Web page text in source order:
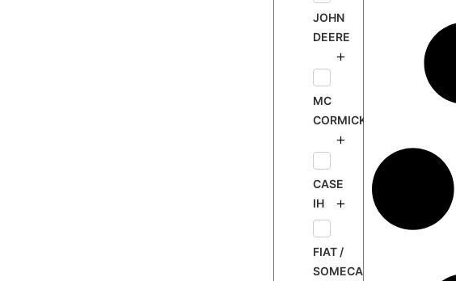
JOHN
DEERE
MC
CORMICK
CASE
IH
FIAT /
SOMECA